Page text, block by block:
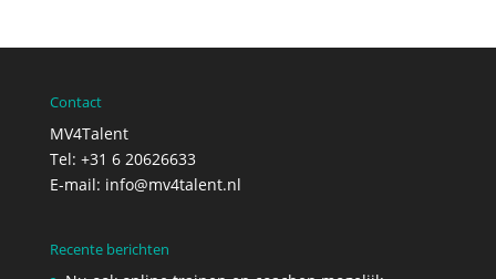
Contact
MV4Talent
Tel: +31 6 20626633
E-mail: info@mv4talent.nl
Recente berichten